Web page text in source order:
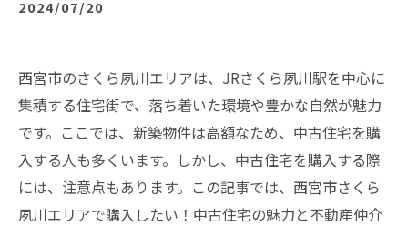
2024/07/20
西宮市のさくら夙川エリアは、JRさくら夙川駅を中心に
集積する住宅街で、落ち着いた環境や豊かな自然が魅力
です。ここでは、新築物件は高額なため、中古住宅を購
入する人も多くいます。しかし、中古住宅を購入する際
には、注意点もあります。この記事では、西宮市さくら
夙川エリアで購入したい！中古住宅の魅力と不動産仲介